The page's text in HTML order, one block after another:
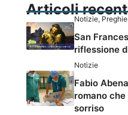
Articoli
Notizie,
San
riflessione
Notizie
Fabio
romano
sorriso